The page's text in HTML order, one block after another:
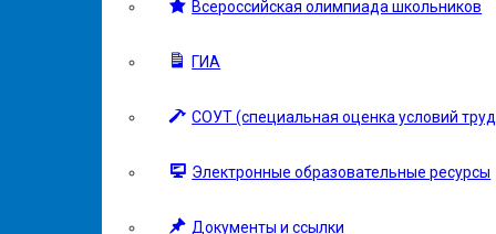
Всероссийская олимпиада школьников
ГИА
СОУТ (специальная оценка условий
Электронные образовательные ресурсы
Документы и ссылки